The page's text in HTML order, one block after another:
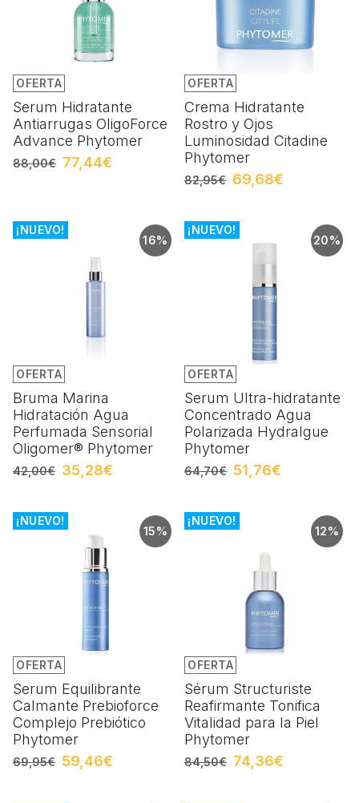
OFERTA
Serum Hidratante
Antiarrugas OligoForce
Advance Phytomer
88,00€ 77,44€
OFERTA
Crema Hidratante
Rostro y Ojos
Luminosidad Citadine
Phytomer
82,95€ 69,68€
16%
OFERTA
¡NUEVO!
Bruma Marina
Hidratación Agua
Perfumada Sensorial
Oligomer® Phytomer
42,00€ 35,28€
20%
OFERTA
¡NUEVO!
Serum Ultra-hidratante
Concentrado Agua
Polarizada Hydralgue
Phytomer
64,70€ 51,76€
15%
OFERTA
¡NUEVO!
Serum Equilibrante
Calmante Prebioforce
Complejo Prebiótico
Phytomer
69,95€ 59,46€
12%
OFERTA
¡NUEVO!
Sérum Structuriste
Reafirmante Tonifica
Vitalidad para la Piel
Phytomer
84,50€ 74,36€